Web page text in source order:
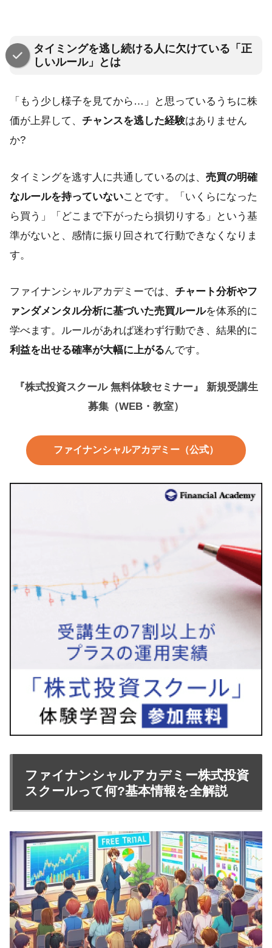
タイミングを逃し続ける人に欠けている「正
しいルール」とは
「もう少し様子を見てから…」と思っているうちに株
価が上昇して、 チャンスを逃した経験はありません
か?
タイミングを逃す人に共通しているのは、 売買の明確
なルールを持っていないことです。「いくらになった
ら買う」「どこまで下がったら損切りする」という基
準がないと、感情に振り回されて行動できなくなりま
す。
ファイナンシャルアカデミーでは、 チャート分析やフ
ァンダメンタル分析に基づいた売買ルールを体系的に
学べます。ルールがあれば迷わず行動でき、結果的に
利益を出せる確率が大幅に上がるんです。
『株式投資スクール 無料体験セミナー』 新規受講生
募集（WEB・教室）
ファイナンシャルアカデミー（公式）
ファイナンシャルアカデミー株式投資
スクールって何?基本情報を全解説